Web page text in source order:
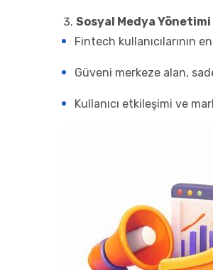
Sosyal Medya Yönetimi
Fintech kullanıcılarının
Güveni merkeze alan,
Kullanıcı etkileşimi ve